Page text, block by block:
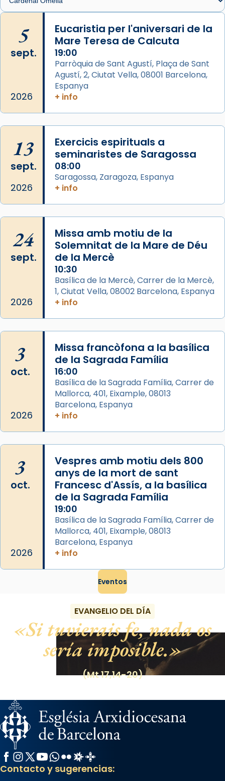
de Barcelona.
2 weeks ago
Aquest dilluns, 27 de juliol, ha tingut lloc la
missa d’acció de gràcies en agraïment al
comitè organitzador de la visita apostòlica
del Sant Pare Lleó XIV a Barcelona, i als
L’arquebisbe de Barcelona, el cardenal Joan
Josep Omella, ha presidit la missa i l’ha
concelebrat el bisbe auxiliar de Barcelona,
Mons. David Abadías.
📸 Dr. G. Simón
Arquebisbat de Barcelona
2 weeks ago
Memòria de les santes Juliana i
Semproniana, verges i màrtirs.
Acompanyant la història de sant Cugat, a
que les santes Juliana (“relatiu a Júlia”) i
Semproniana (“relatiu a Semprònia =
eterna”) són deixebles seves. I l’any 1667, el
frare Joan Gaspar Roig, afirma en una obra
que les santes són filles de l’antiga Iluro.
Mataró en reivindicarà les relíq
Foto
5
sept.
2026
Eucaristia per l'aniversari de la
Mare Teresa de Calcuta
19:00
Parròquia de Sant Agustí, Plaça de Sant
Agustí, 2, Ciutat Vella, 08001 Barcelona,
Espanya
+ info
13
sept.
2026
Exercicis espirituals a
seminaristes de Saragossa
08:00
Saragossa, Zaragoza, Espanya
+ info
24
sept.
2026
Missa amb motiu de la
Solemnitat de la Mare de Déu
de la Mercè
10:30
Basílica de la Mercè, Carrer de la Mercè,
1, Ciutat Vella, 08002 Barcelona, Espanya
+ info
3
oct.
2026
Missa francòfona a la basílica
de la Sagrada Família
16:00
Basílica de la Sagrada Família, Carrer de
Mallorca, 401, Eixample, 08013
Barcelona, Espanya
+ info
3
oct.
2026
Vespres amb motiu dels 800
anys de la mort de sant
Francesc d'Assís, a la basílica
de la Sagrada Família
19:00
Basílica de la Sagrada Família, Carrer de
Mallorca, 401, Eixample, 08013
Barcelona, Espanya
+ info
Eventos
EVANGELIO DEL DÍA
Si tuvierais fe, nada os
sería imposible.
(Mt 17,14-20)
Facebook
Instagram
X / Twitter
YouTube
WhatsApp
FlickrRadio Estel
Catalunya Cristiana
Contacto y sugerencias: